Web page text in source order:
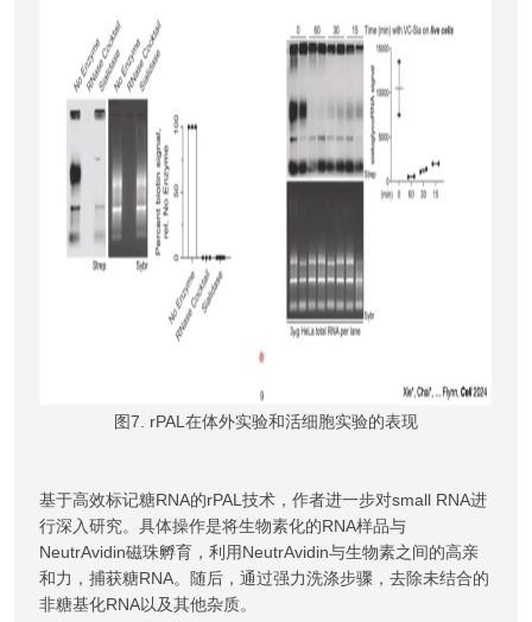
图7. rPAL在体外实验和活细胞实验的表现
基于高效标记糖RNA的rPAL技术，作者进一步对small RNA进
行深入研究。具体操作是将生物素化的RNA样品与
NeutrAvidin磁珠孵育，利用NeutrAvidin与生物素之间的高亲
和力，捕获糖RNA。随后，通过强力洗涤步骤，去除未结合的
非糖基化RNA以及其他杂质。